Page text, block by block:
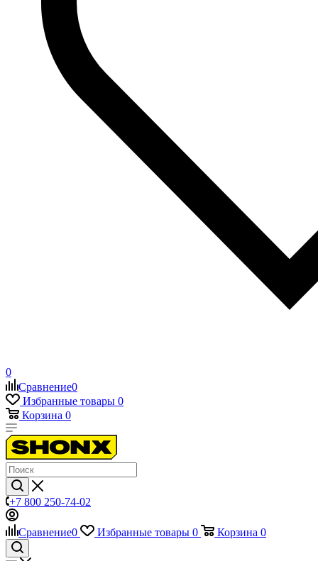
0
Сравнение0
Избранные товары 0
Корзина 0
+7 800 250-74-02
Сравнение0 Избранные товары 0 Корзина 0